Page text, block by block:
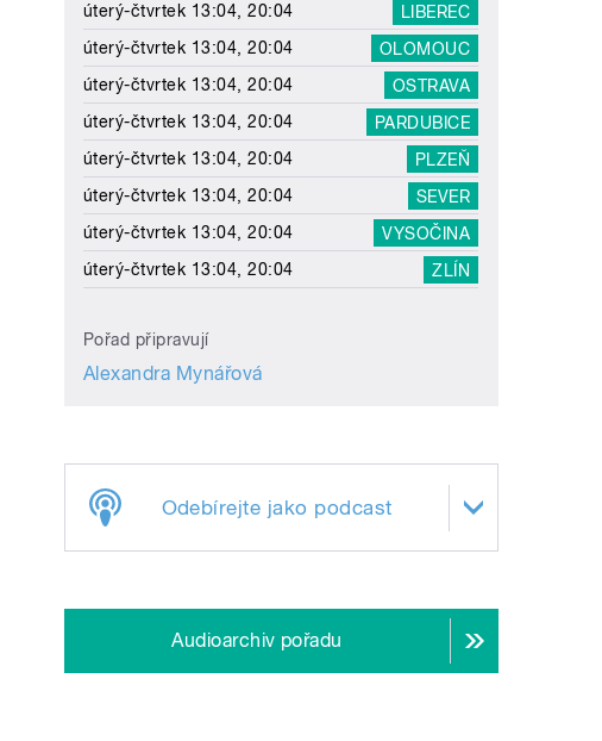
úterý-čtvrtek 13:04, 20:04
LIBEREC
úterý-čtvrtek 13:04, 20:04
OLOMOUC
úterý-čtvrtek 13:04, 20:04
OSTRAVA
úterý-čtvrtek 13:04, 20:04
PARDUBICE
úterý-čtvrtek 13:04, 20:04
PLZEŇ
úterý-čtvrtek 13:04, 20:04
SEVER
úterý-čtvrtek 13:04, 20:04
VYSOČINA
úterý-čtvrtek 13:04, 20:04
ZLÍN
Pořad připravují
Alexandra Mynářová
Odebírejte jako podcast
Audioarchiv pořadu